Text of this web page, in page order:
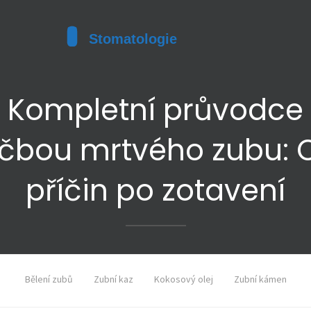
Kompletní průvodce
mrtvého zubu:
příčin po zotavení
Bělení zubů Zubní kaz Kokosový olej Zubní kámen